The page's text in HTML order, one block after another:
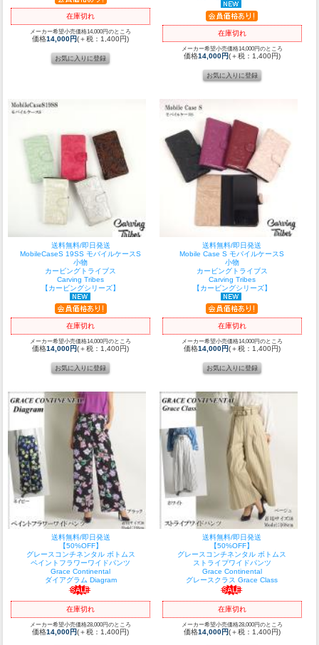
在庫切れ
メーカー希望小売価格14,000円のところ
価格14,000円(＋税：1,400円)
在庫切れ
メーカー希望小売価格14,000円のところ
価格14,000円(＋税：1,400円)
送料無料/即日発送
MobileCaseS 19SS モバイルケースS
小物
カービングトライブス
Carving Tribes
【カービングシリーズ】
在庫切れ
メーカー希望小売価格14,000円のところ
価格14,000円(＋税：1,400円)
送料無料/即日発送
Mobile Case S モバイルケースS
小物
カービングトライブス
Carving Tribes
【カービングシリーズ】
在庫切れ
メーカー希望小売価格14,000円のところ
価格14,000円(＋税：1,400円)
送料無料/即日発送
【50%OFF】
グレースコンチネンタル ボトムス
ペイントフラワーワイドパンツ
Grace Continental
ダイアグラム Diagram
在庫切れ
メーカー希望小売価格28,000円のところ
価格14,000円(＋税：1,400円)
送料無料/即日発送
【50%OFF】
グレースコンチネンタル ボトムス
ストライプワイドパンツ
Grace Continental
グレースクラス Grace Class
在庫切れ
メーカー希望小売価格28,000円のところ
価格14,000円(＋税：1,400円)